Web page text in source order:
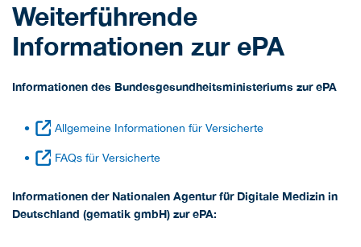
Weiterführende
Informationen zur ePA
Informationen des Bundesgesundheitsministeriums zur ePA
Allgemeine Informationen für Versicherte
FAQs für Versicherte
Informationen der Nationalen Agentur für Digitale Medizin in
Deutschland (gematik gmbH) zur ePA: